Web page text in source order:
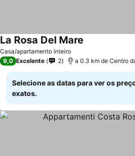
Casa/apartamento inteiro
La Rosa Del Mare
9,0 Excelente 2 a 0.3 km de Centro
Selecione as datas para ver os
exatos.